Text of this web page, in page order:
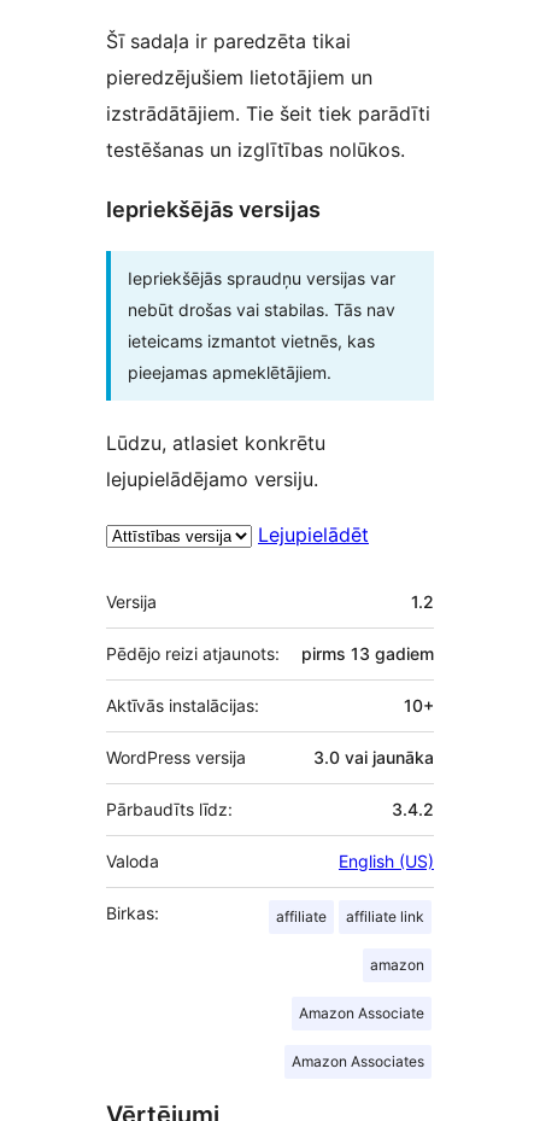
Šī sadaļa ir paredzēta tikai
pieredzējušiem lietotājiem un
izstrādātājiem. Tie šeit tiek parādīti
testēšanas un izglītības nolūkos.
Iepriekšējās versijas
Iepriekšējās spraudņu versijas var
nebūt drošas vai stabilas. Tās nav
ieteicams izmantot vietnēs, kas
pieejamas apmeklētājiem.
Lūdzu, atlasiet konkrētu
lejupielādējamo versiju.
Lejupielādēt
Meta
Versija 1.2
Pēdējo reizi atjaunots: pirms 13 gadiem
Aktīvās instalācijas: 10+
WordPress versija 3.0 vai jaunāka
Pārbaudīts līdz: 3.4.2
Valoda English (US)
Birkas: affiliate affiliate link
amazon
Amazon Associate
Amazon Associates
Vērtējumi